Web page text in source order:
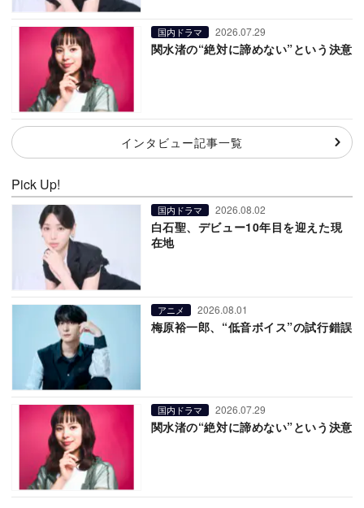
国内ドラマ 2026.07.29
関水渚の“絶対に諦めない”という決意
インタビュー記事一覧
Pick Up!
国内ドラマ 2026.08.02
白石聖、デビュー10年目を迎えた現
在地
アニメ 2026.08.01
梅原裕一郎、“低音ボイス”の試行錯誤
国内ドラマ 2026.07.29
関水渚の“絶対に諦めない”という決意